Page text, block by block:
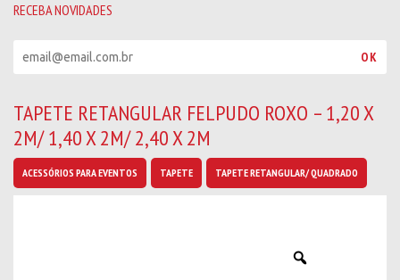
RECEBA NOVIDADES
b
a
n
v
OK
TAPETE RETANGULAR FELPUDO ROXO – 1,20 X
2M/ 1,40 X 2M/ 2,40 X 2M
ACESSÓRIOS PARA EVENTOS TAPETE TAPETE RETANGULAR/ QUADRADO